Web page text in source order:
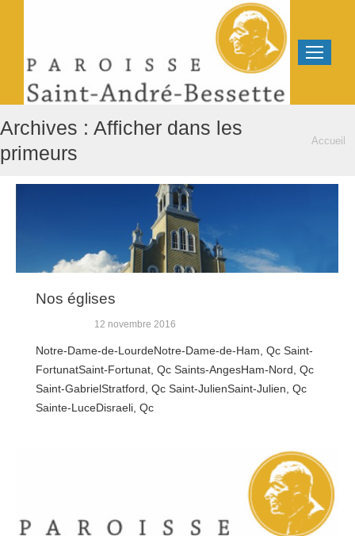
Archives : Afficher dans les
primeurs
Vous êtes
Accueil
Nos églises
12 novembre 2016
Notre-Dame-de-LourdeNotre-Dame-de-Ham, Qc Saint-
FortunatSaint-Fortunat, Qc Saints-AngesHam-Nord, Qc
Saint-GabrielStratford, Qc Saint-JulienSaint-Julien, Qc
Sainte-LuceDisraeli, Qc